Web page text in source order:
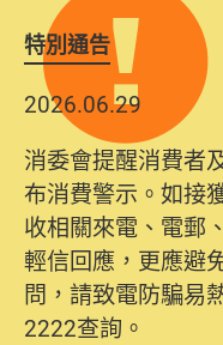
特別通告
2026.06.29
消委會提醒消費者
布消費警示。如接
收相關來電、電郵
輕信回應，更應避
問，請致電防騙易
2222查詢。